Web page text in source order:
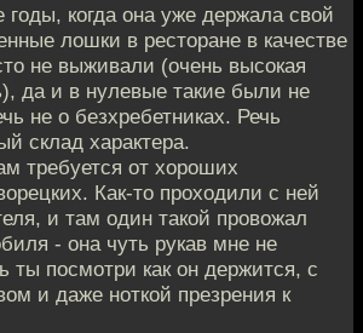
годы, когда она уже держала свой
лошки в ресторане в качестве
не выживали (очень высокая
да и в нулевые такие были не
не о безхребетниках. Речь
склад характера.
требуется от хороших
Как-то проходили с ней
и там один такой провожал
- она чуть рукав мне не
ты посмотри как он держится, с
и даже ноткой презрения к